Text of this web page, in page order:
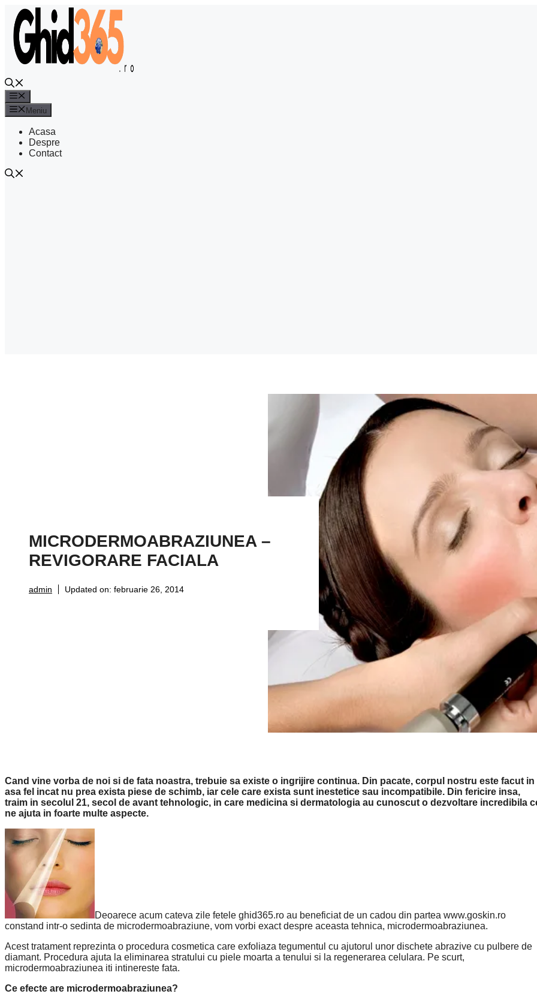
Sari
conținut
Meniu
Acasa
Despre
Contact
MICRODERMOABRAZIUNEA –
REVIGORARE FACIALA
admin Updated on: februarie 26, 2014
Cand vine vorba de noi si de fata noastra, trebuie sa existe o ingrijire continua. Din pacate, corpul nostru este facut in
asa fel incat nu prea exista piese de schimb, iar cele care exista sunt inestetice sau incompatibile. Din fericire insa,
traim in secolul 21, secol de avant tehnologic, in care medicina si dermatologia au cunoscut o dezvoltare incredibila
ne ajuta in foarte multe aspecte.
Deoarece acum cateva zile fetele ghid365.ro au beneficiat de un cadou din partea www.goskin.ro
constand intr-o sedinta de microdermoabraziune, vom vorbi exact despre aceasta tehnica, microdermoabraziunea.
Acest tratament reprezinta o procedura cosmetica care exfoliaza tegumentul cu ajutorul unor dischete abrazive cu pulbere de
diamant. Procedura ajuta la eliminarea stratului cu piele moarta a tenului si la regenerarea celulara. Pe scurt,
microdermoabraziunea iti intinereste fata.
Ce efecte are microdermoabraziunea?